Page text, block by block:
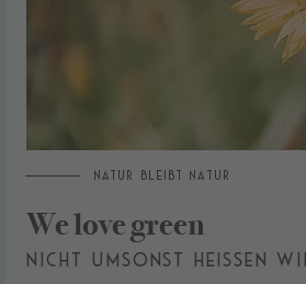
NATUR BLEIBT NATUR
We love green
NICHT UMSONST HEISSEN